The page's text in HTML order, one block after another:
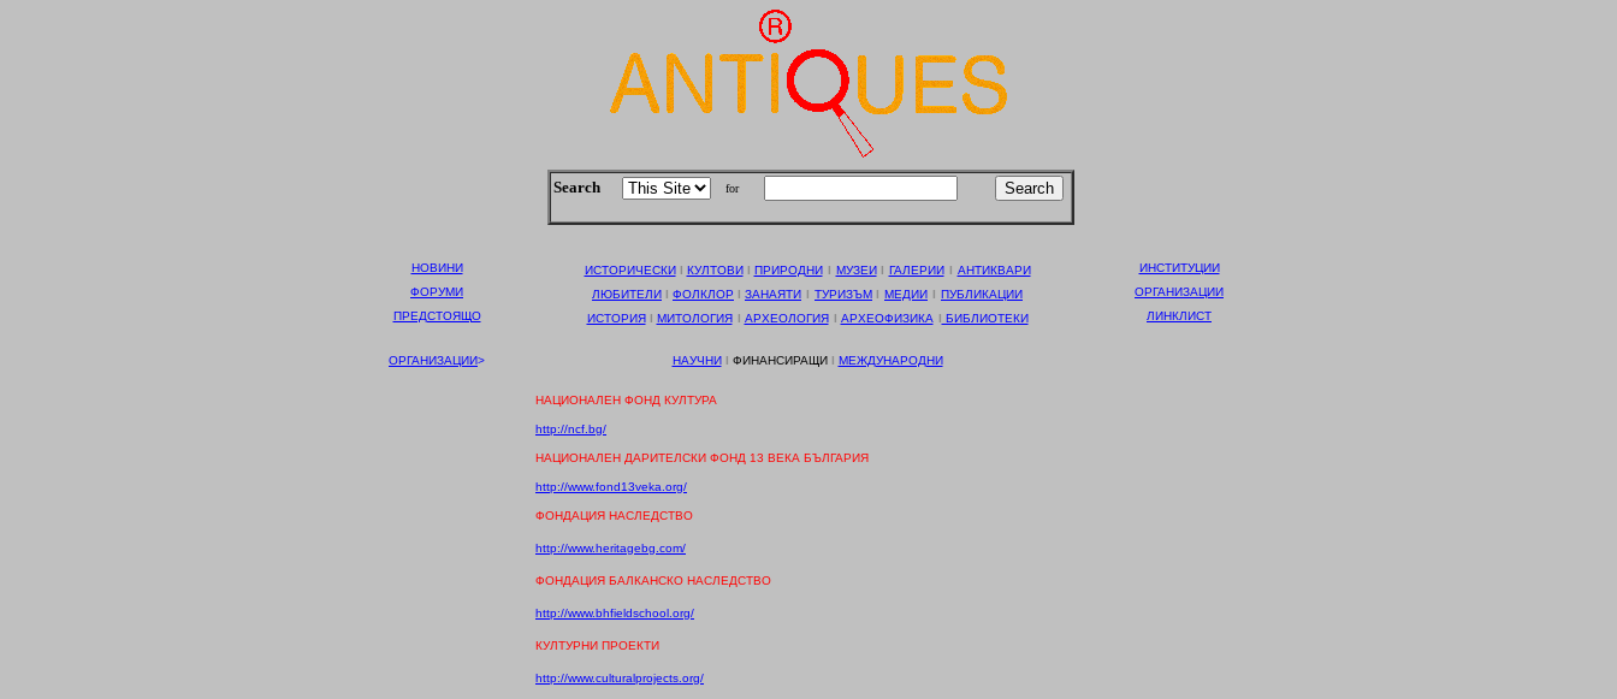
Search
for
НОВИНИ ИСТОРИЧЕСКИ І КУЛТОВИ І ПРИРОДНИ І МУЗЕИ І ГАЛЕРИИ І АНТИКВАРИ
ИНСТИТУЦИИ
ФОРУМИ
ЛЮБИТЕЛИ І ФОЛКЛОР І ЗАНАЯТИ І ТУРИЗЪМ І МЕДИИ І ПУБЛИКАЦИИ
ОРГАНИЗАЦИИ
ПРЕДСТОЯЩО
ИСТОРИЯ І МИТОЛОГИЯ І АРХЕОЛОГИЯ І АРХЕОФИЗИКА І БИБЛИОТЕКИ ЛИНКЛИСТ
ОРГАНИЗАЦИИ> НАУЧНИ І ФИНАНСИРАЩИ І МЕЖДУНАРОДНИ
НАЦИОНАЛЕН ФОНД КУЛТУРА
http://ncf.bg/
НАЦИОНАЛЕН ДАРИТЕЛСКИ ФОНД 13 ВЕКА БЪЛГАРИЯ
http://www.fond13veka.org/
ФОНДАЦИЯ НАСЛЕДСТВО
http://www.heritagebg.com/
ФОНДАЦИЯ БАЛКАНСКО НАСЛЕДСТВО
http://www.bhfieldschool.org/
КУЛТУРНИ ПРОЕКТИ
http://www.culturalprojects.org/